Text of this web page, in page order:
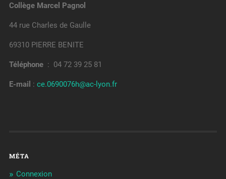
Collège Marcel Pagnol
44 rue Charles de Gaulle
69310 PIERRE BENITE
Téléphone : 04 72 39 25 81
E-mail : ce.0690076h@ac-lyon.fr
MÉTA
Connexion